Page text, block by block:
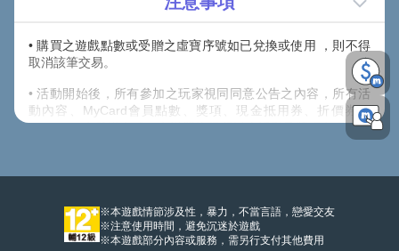
• 購買之遊戲點數或受贈之虛寶序號如已兌換或使用 ，則不得
取消該筆交易。
• 活動開始後，所有參加之玩家視同同意公告之內容，所有活
動內容、MyCard會員點數、獎項、現金抵用券、折價券、
COUPON之發送方式，主辦單位保留以上活動及獎項內容修改
之權利，並有權決定修改、取消、暫停或終止活動及贈送內
※本遊戲情節涉及性，暴力，不當言語，戀愛交友
※注意使用時間，避免沉迷於遊戲
※本遊戲部分內容或服務，需另行支付其他費用